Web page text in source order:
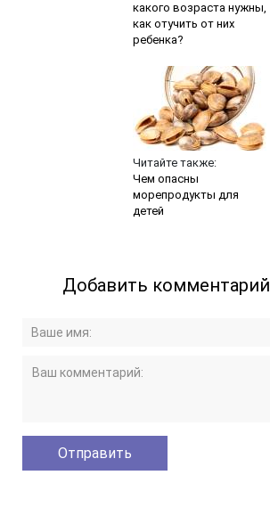
какого возраста нужны,
как отучить от них
ребенка?
Читайте также:
Чем опасны
морепродукты для
детей
Добавить комментарий